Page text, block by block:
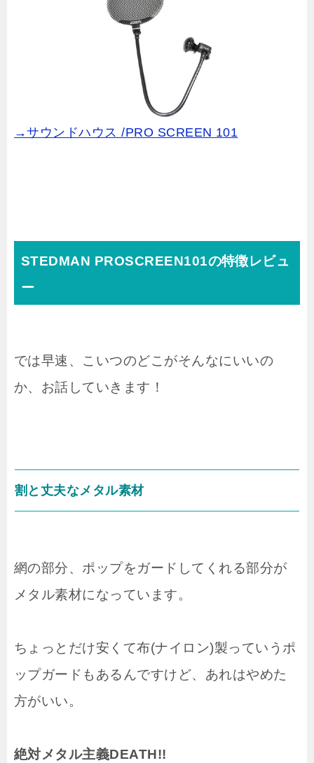
→サウンドハウス /PRO SCREEN 101
STEDMAN PROSCREEN101の特徴レビュ
ー
では早速、こいつのどこがそんなにいいの
か、お話していきます！
割と丈夫なメタル素材
網の部分、ポップをガードしてくれる部分が
メタル素材になっています。
ちょっとだけ安くて布(ナイロン)製っていうポ
ップガードもあるんですけど、あれはやめた
方がいい。
絶対メタル主義DEATH!!